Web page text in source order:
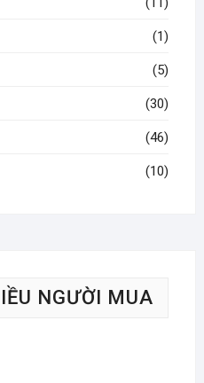
(1)
(5)
(30)
(46)
(10)
NGƯỜI MUA